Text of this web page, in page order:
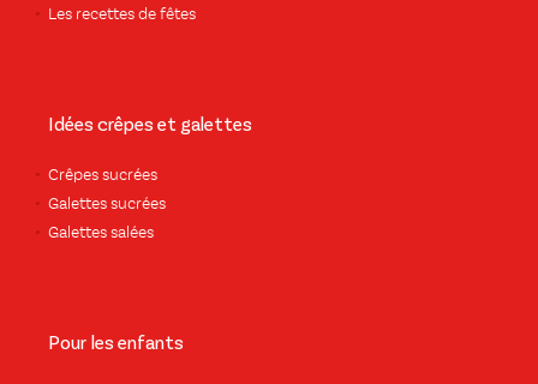
Les recettes de fêtes
Idées crêpes et galettes
Crêpes sucrées
Galettes sucrées
Galettes salées
Pour les enfants